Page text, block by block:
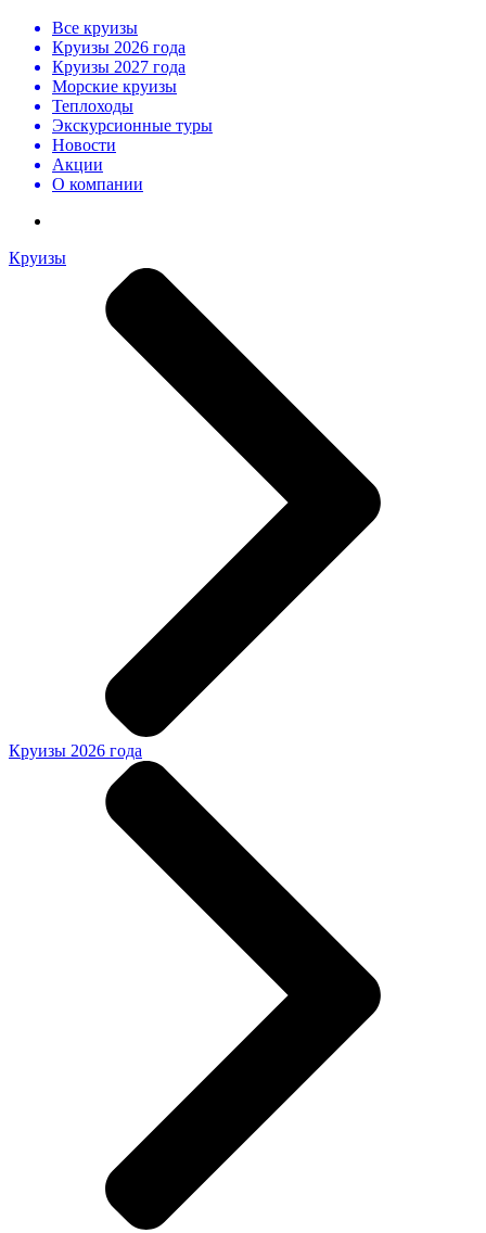
Все круизы
Круизы 2026 года
Круизы 2027 года
Морские круизы
Теплоходы
Экскурсионные туры
Новости
Акции
О компании
Круизы
Круизы 2026 года